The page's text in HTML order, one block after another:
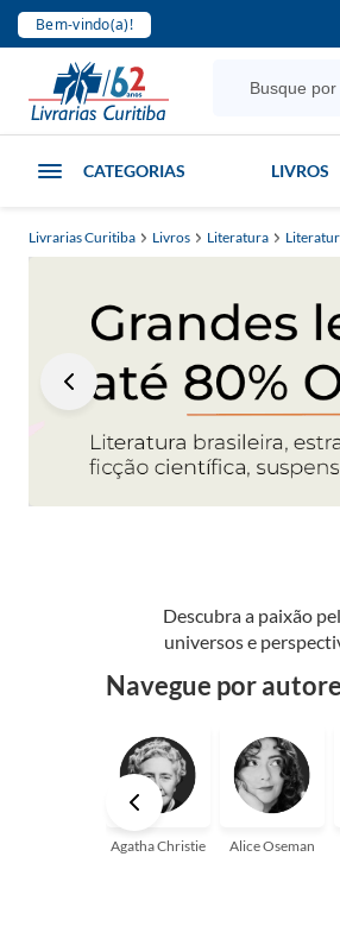
Bem-vindo(a)!
CATEGORIAS LIVROS
Livrarias Curitiba Livros Literatura
Descubra a paixão
universos e
Navegue por
Agatha Christie Alice Oseman